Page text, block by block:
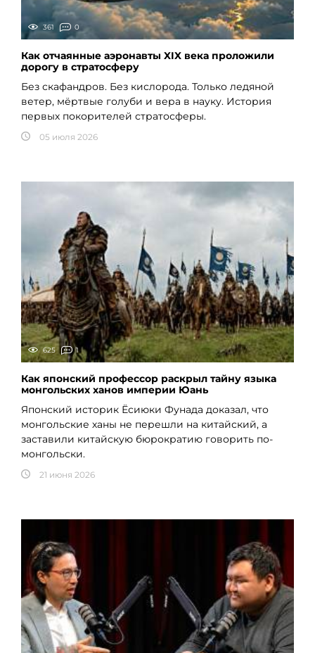
361 0
Как отчаянные аэронавты XIX века проложили
дорогу в стратосферу
Без скафандров. Без кислорода. Только ледяной
ветер, мёртвые голуби и вера в науку. История
первых покорителей стратосферы.
05 июля 2026
625 1
Как японский профессор раскрыл тайну языка
монгольских ханов империи Юань
Японский историк Ёсиюки Фунада доказал, что
монгольские ханы не перешли на китайский, а
заставили китайскую бюрократию говорить по-
монгольски.
21 июня 2026